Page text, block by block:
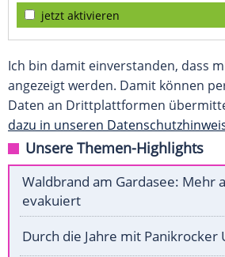
jetzt aktivieren
Ich bin damit einverstanden, dass
angezeigt werden. Damit können
Daten an Drittplattformen
dazu in unseren
Unsere Themen-Highlights
Waldbrand am Gardasee: Mehr
evakuiert
Durch die Jahre mit Panikrocker